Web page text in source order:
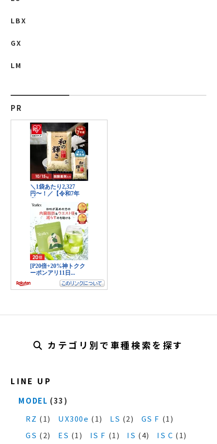
LBX
GX
LM
PR
カテゴリ別で車種検索を探す
LINE UP
MODEL (33)
RZ (1) UX300e (1) LS (2) GS F (1)
GS (2) ES (1) IS F (1) IS (4) IS C (1)